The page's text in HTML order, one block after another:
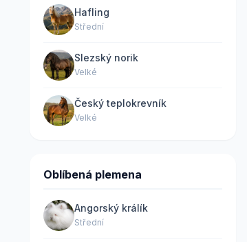
Hafling
Střední
Slezský norik
Velké
Český teplokrevník
Velké
Oblíbená plemena
Angorský králík
Střední